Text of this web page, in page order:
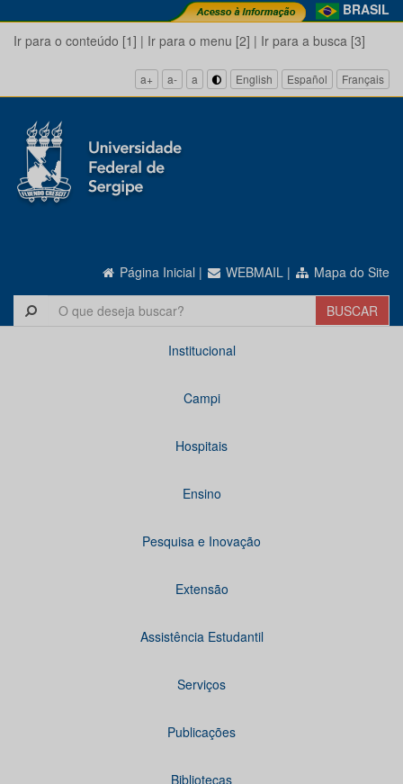
BRASIL
Ir para o conteúdo [1] | Ir para o menu [2] | Ir para a busca [3]
a+ a- a English Español Français
Página Inicial | WEBMAIL | Mapa do Site
Institucional
Campi
Hospitais
Ensino
Pesquisa e Inovação
Extensão
Assistência Estudantil
Serviços
Publicações
Bibliotecas